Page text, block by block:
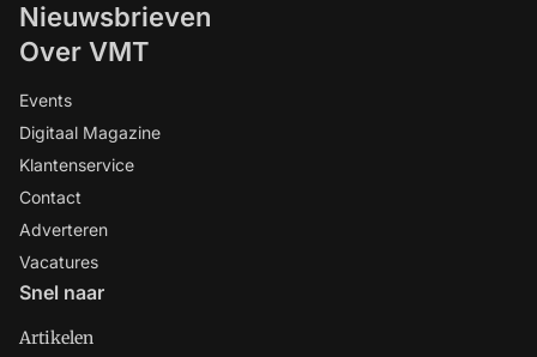
Nieuwsbrieven
Over VMT
Events
Digitaal Magazine
Klantenservice
Contact
Adverteren
Vacatures
Snel naar
Artikelen